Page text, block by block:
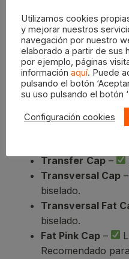
propio que se adapta a
Son los MTN Caps ¡y
precio!
Skinny Cream Cap
Transfer Cap –
Transversal Cap –
biselado.
Transversal Fat
biselado.
Fat Pink Cap –
Recomendado
Utilizamos cookies
y mejorar nuestros
navegación por nuestro
elaborado a partir de sus
por ejemplo, páginas
información aquí. Puede
pulsando el botón
su uso pulsando el botón
Configuración cookies